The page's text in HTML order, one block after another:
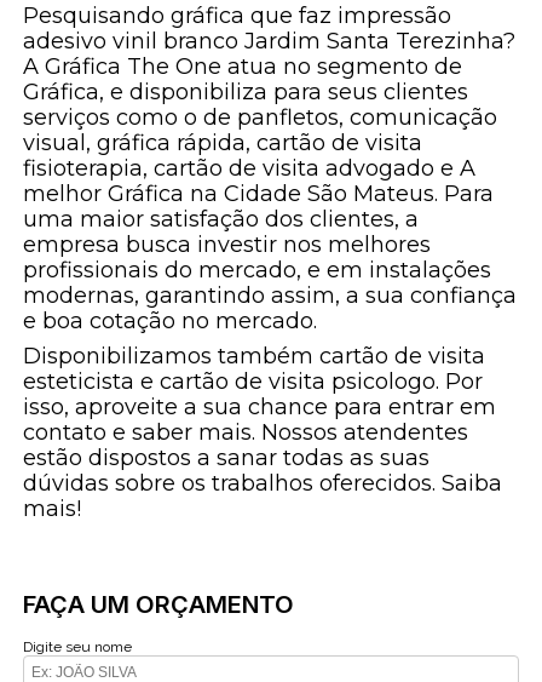
Pesquisando gráfica que faz impressão
adesivo vinil branco Jardim Santa Terezinha?
A Gráfica The One atua no segmento de
Gráfica, e disponibiliza para seus clientes
serviços como o de panfletos, comunicação
visual, gráfica rápida, cartão de visita
fisioterapia, cartão de visita advogado e A
melhor Gráfica na Cidade São Mateus. Para
uma maior satisfação dos clientes, a
empresa busca investir nos melhores
profissionais do mercado, e em instalações
modernas, garantindo assim, a sua confiança
e boa cotação no mercado.
Disponibilizamos também cartão de visita
esteticista e cartão de visita psicologo. Por
isso, aproveite a sua chance para entrar em
contato e saber mais. Nossos atendentes
estão dispostos a sanar todas as suas
dúvidas sobre os trabalhos oferecidos. Saiba
mais!
FAÇA UM ORÇAMENTO
Digite seu nome